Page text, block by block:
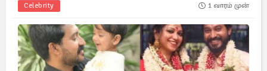
Celebrity 1 வாரம் முன்